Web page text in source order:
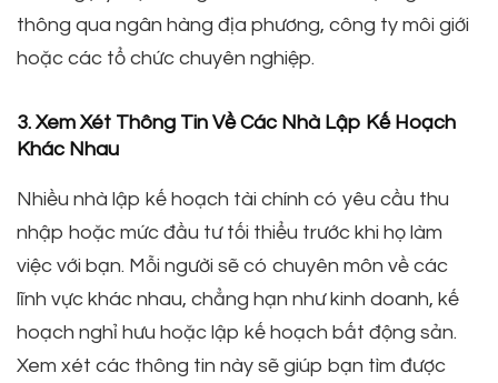
thông qua ngân hàng địa phương, công ty môi giới
hoặc các tổ chức chuyên nghiệp.
3. Xem Xét Thông Tin Về Các Nhà Lập Kế Hoạch
Khác Nhau
Nhiều nhà lập kế hoạch tài chính có yêu cầu thu
nhập hoặc mức đầu tư tối thiểu trước khi họ làm
việc với bạn. Mỗi người sẽ có chuyên môn về các
lĩnh vực khác nhau, chẳng hạn như kinh doanh, kế
hoạch nghỉ hưu hoặc lập kế hoạch bất động sản.
Xem xét các thông tin này sẽ giúp bạn tìm được